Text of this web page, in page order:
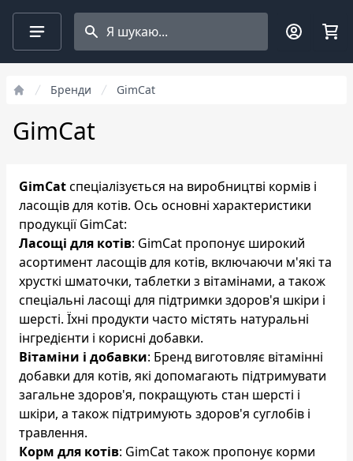
Search projects
Бренди GimCat
GimCat
GimCatспеціалізується на виробництві кормів і
ласощів для котів. Ось основні характеристики
продукції GimCat:
Ласощі для котів: GimCat пропонує широкий
асортимент ласощів для котів, включаючи м'які та
хрусткі шматочки, таблетки з вітамінами, а також
спеціальні ласощі для підтримки здоров'я шкіри і
шерсті. Їхні продукти часто містять натуральні
інгредієнти і корисні добавки.
Вітаміни і добавки: Бренд виготовляє вітамінні
добавки для котів, які допомагають підтримувати
загальне здоров'я, покращують стан шерсті і
шкіри, а також підтримують здоров'я суглобів і
травлення.
Корм для котів: GimCat також пропонує корми
Фільтри